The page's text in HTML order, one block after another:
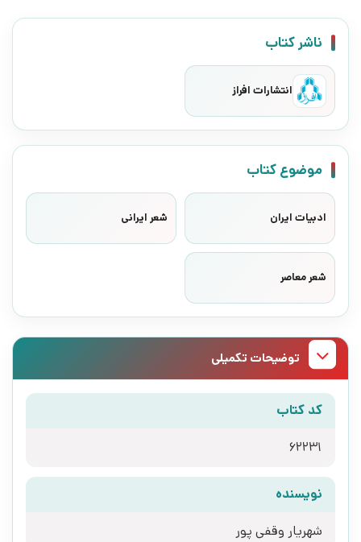
ناشر کتاب
انتشارات افراز
موضوع کتاب
ادبیات ایران شعر ایرانی
شعر معاصر
توضیحات تکمیلی
کد کتاب
62231
نویسنده
شهریار وقفی پور